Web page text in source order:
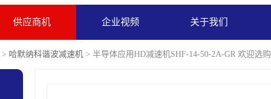
供应商机 企业视频 关于我们
> 哈默纳科谐波减速机 > 半导体应用HD减速机SHF-14-50-2A-GR 欢迎选购